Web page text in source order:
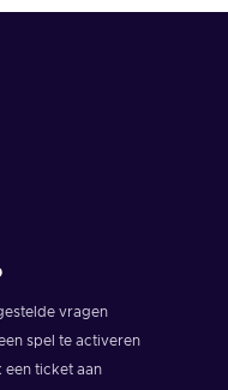
you’ve done that,
your cryptocurrency
you can use your new
vragen
spel te activeren
een ticket aan